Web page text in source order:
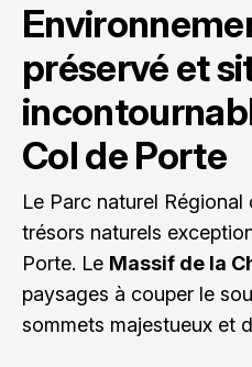
préservé et
Col de Porte
Le Parc naturel
trésors naturels
Porte. Le Massif de la
paysages à couper le
sommets majestueux et